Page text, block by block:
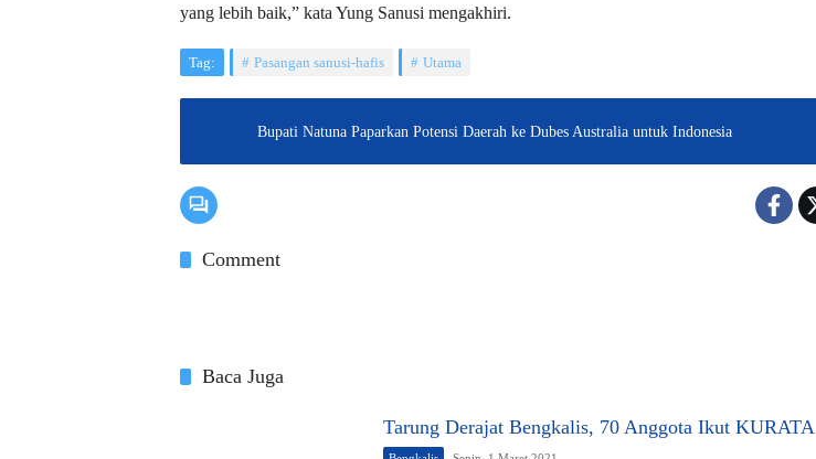
yang lebih baik,” kata Yung Sanusi mengakhiri.
Tag: Pasangan sanusi-hafis Utama
Bupati Natuna Paparkan Potensi Daerah ke Dubes Australia untuk Indonesia
Comment
Baca Juga
Tarung Derajat Bengkalis, 70 Anggota Ikut KURATA